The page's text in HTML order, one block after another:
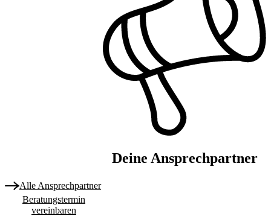
Deine Ansprechpartner
Alle Ansprechpartner
Beratungstermin
vereinbaren